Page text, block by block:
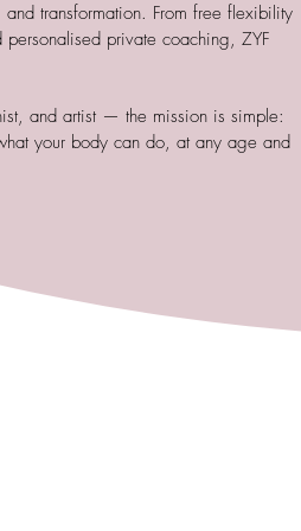
transformation. From free flexibility
personalised private coaching, ZYF
and artist — the mission is simple:
your body can do, at any age and